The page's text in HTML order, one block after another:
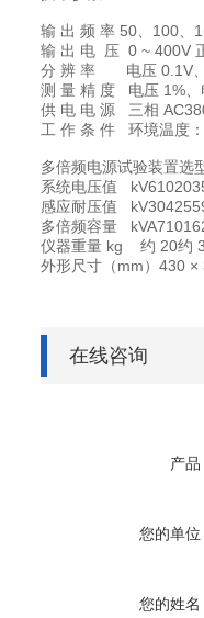
输 出 频 率 50、100、
输 出 电 压 0 ~ 400V
分 辨 率 电压 0.1V、
测 量 精 度 电压 1%、
供 电 电 源 三相
工 作 条 件 环境温度
多倍频电源试验装置选
系统电压值 kV61020
感应耐压值 kV304255
多倍频容量 kVA71016
仪器重量 kg 约 20约
外形尺寸（mm）430 ×
在线咨询
产品
您的单位
您的姓名